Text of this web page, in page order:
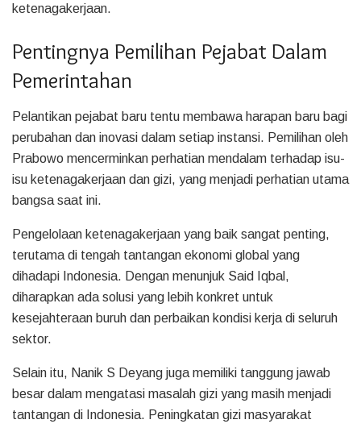
ketenagakerjaan.
Pentingnya Pemilihan Pejabat Dalam
Pemerintahan
Pelantikan pejabat baru tentu membawa harapan baru bagi
perubahan dan inovasi dalam setiap instansi. Pemilihan oleh
Prabowo mencerminkan perhatian mendalam terhadap isu-
isu ketenagakerjaan dan gizi, yang menjadi perhatian utama
bangsa saat ini.
Pengelolaan ketenagakerjaan yang baik sangat penting,
terutama di tengah tantangan ekonomi global yang
dihadapi Indonesia. Dengan menunjuk Said Iqbal,
diharapkan ada solusi yang lebih konkret untuk
kesejahteraan buruh dan perbaikan kondisi kerja di seluruh
sektor.
Selain itu, Nanik S Deyang juga memiliki tanggung jawab
besar dalam mengatasi masalah gizi yang masih menjadi
tantangan di Indonesia. Peningkatan gizi masyarakat